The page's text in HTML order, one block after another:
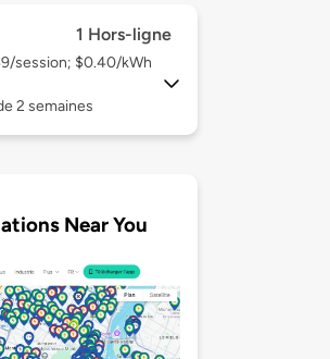
1 Hors-ligne
session; $0.40/kWh
2 semaines
Near You